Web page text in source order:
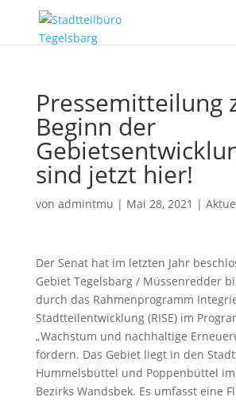
Pressemitteilung
Beginn der
sind jetzt hier!
von admintmu | Mai 28, 2021 |
Der Senat hat im letzten Jahr
Gebiet Tegelsbarg / Müssenredder
durch das Rahmenprogramm
Stadtteilentwicklung (RISE) im
„Wachstum und nachhaltige
fördern. Das Gebiet liegt in den
Hummelsbüttel und Poppenbüttel
Bezirks Wandsbek. Es umfasst eine